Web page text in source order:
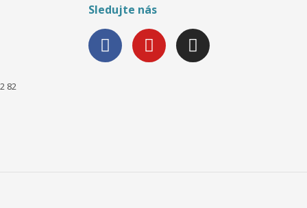
82
Sledujte nás